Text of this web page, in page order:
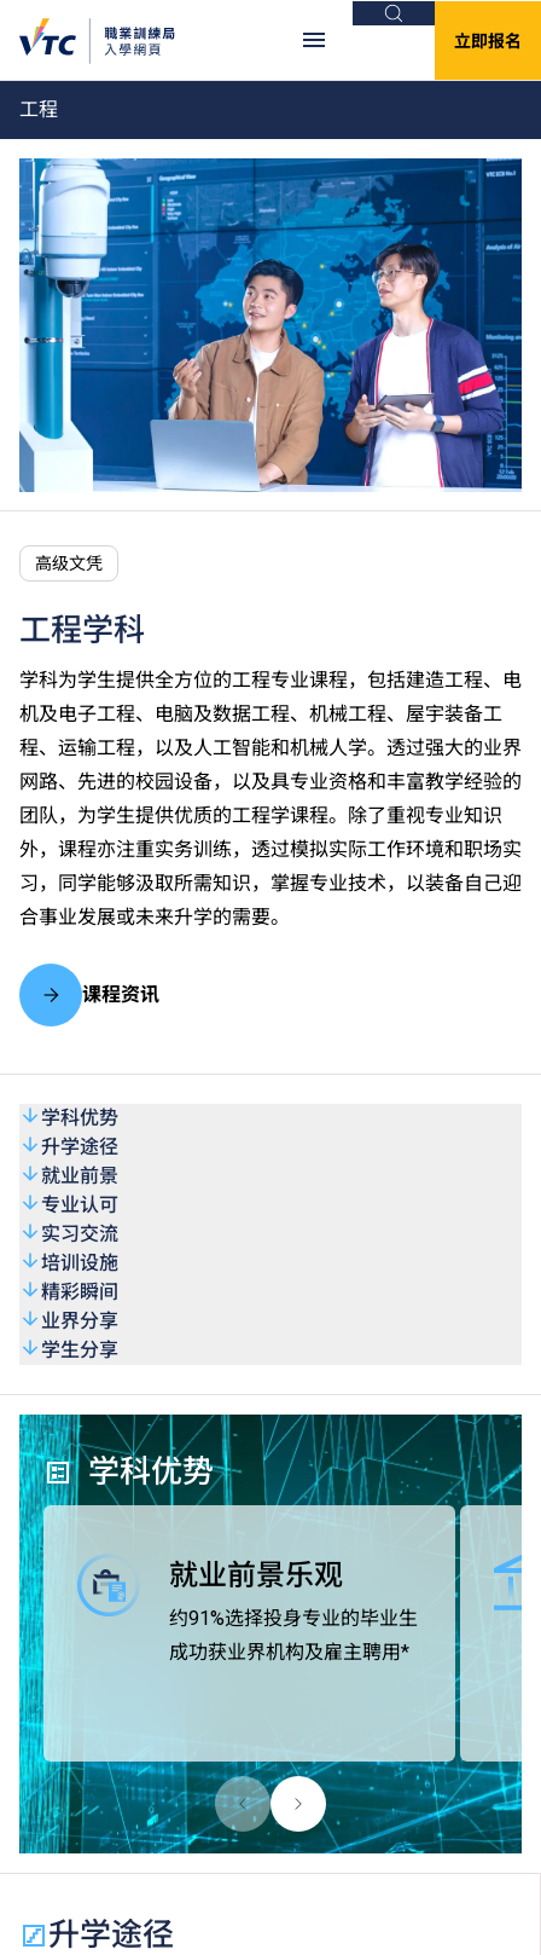
搜索
立即报名
工程
高级文凭
工程学科
学科为学生提供全方位的工程专业课程，包括建造工程、电
机及电子工程、电脑及数据工程、机械工程、屋宇装备工
程、运输工程，以及人工智能和机械人学。透过强大的业界
网路、先进的校园设备，以及具专业资格和丰富教学经验的
团队，为学生提供优质的工程学课程。除了重视专业知识
外，课程亦注重实务训练，透过模拟实际工作环境和职场实
习，同学能够汲取所需知识，掌握专业技术，以装备自己迎
合事业发展或未来升学的需要。
课程资讯
学科优势
升学途径
就业前景
专业认可
实习交流
培训设施
精彩瞬间
业界分享
学生分享
学科优势
就业前景乐观
约91%选择投身专业的毕业生
成功获业界机构及雇主聘用*
升学途径